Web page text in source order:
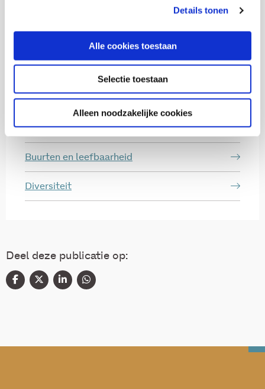
Details tonen
Alle cookies toestaan
Selectie toestaan
Alleen noodzakelijke cookies
Thema's
(Arbeids)participatie
Buurten en leefbaarheid
Diversiteit
Deel deze publicatie op: